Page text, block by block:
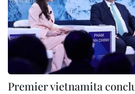
Premier vietnamita